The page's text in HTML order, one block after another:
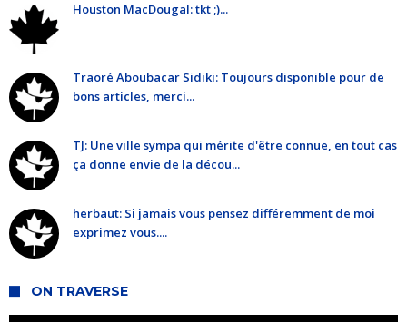
Houston MacDougal: tkt ;)...
Traoré Aboubacar Sidiki: Toujours disponible pour de
bons articles, merci...
TJ: Une ville sympa qui mérite d'être connue, en tout cas
ça donne envie de la décou...
herbaut: Si jamais vous pensez différemment de moi
exprimez vous....
ON TRAVERSE